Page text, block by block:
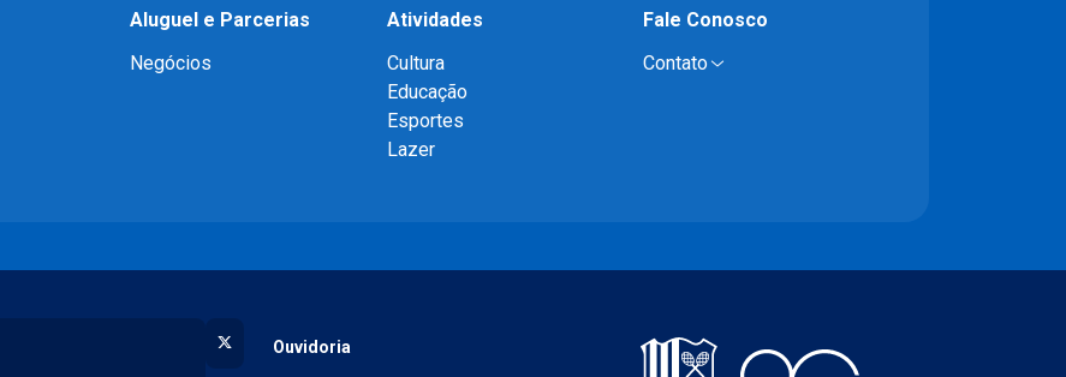
Aluguel e Parcerias
Negócios
Atividades
Cultura
Educação
Esportes
Lazer
Fale Conosco
Contato
X (Twitter)
Ouvidoria